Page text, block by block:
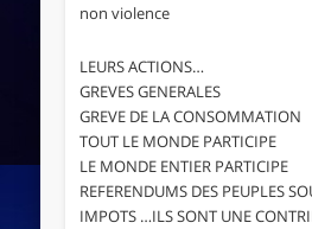
non violence
LEURS ACTIONS…
GREVES GENERALES
GREVE DE LA CONSOMMATION
TOUT LE MONDE PARTICIPE
LE MONDE ENTIER PARTICIPE
REFERENDUMS DES PEUPLES
IMPOTS …ILS SONT UNE